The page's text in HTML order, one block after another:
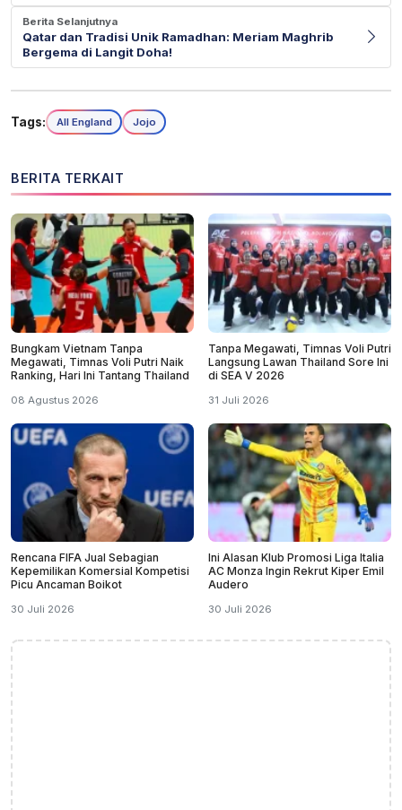
Berita Selanjutnya
Qatar dan Tradisi Unik Ramadhan: Meriam Maghrib
Bergema di Langit Doha!
Tags: All England Jojo
BERITA TERKAIT
Bungkam Vietnam Tanpa
Megawati, Timnas Voli Putri Naik
Ranking, Hari Ini Tantang Thailand
08 Agustus 2026
Tanpa Megawati, Timnas Voli Putri
Langsung Lawan Thailand Sore Ini
di SEA V 2026
31 Juli 2026
Rencana FIFA Jual Sebagian
Kepemilikan Komersial Kompetisi
Picu Ancaman Boikot
30 Juli 2026
Ini Alasan Klub Promosi Liga Italia
AC Monza Ingin Rekrut Kiper Emil
Audero
30 Juli 2026